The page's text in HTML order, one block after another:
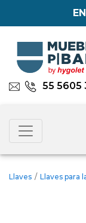
55 5605
Llaves / Llaves para